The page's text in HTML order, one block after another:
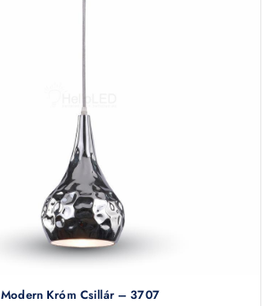
Modern Króm Csillár – 3707